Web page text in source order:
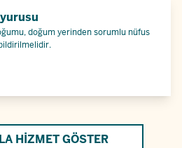
doğum yerinden sorumlu nüfus
HIZMET GÖSTER